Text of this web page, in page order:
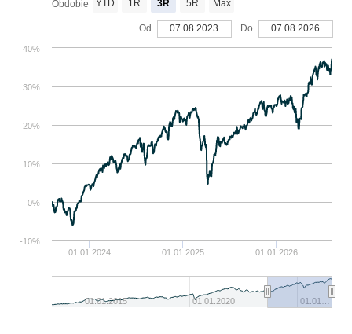
01.01.2024 01.01.2025 01.01.2026
01.01.2015 01.01.2020 01.01…
-10%
0%
10%
20%
30%
40%
Obdobie YTD 1R 3R 5R Max
Od 07.08.2023 Do 07.08.2026